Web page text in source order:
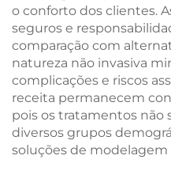
o conforto dos clientes.
seguros e
comparação com
natureza não invasiva
complicações e riscos
receita permanecem
pois os tratamentos não
diversos grupos
soluções de modelagem